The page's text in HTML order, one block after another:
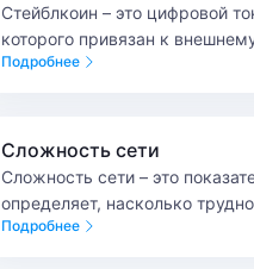
Стейблкоин – это цифровой
которого привязан к
Например, к валюте, золоту
Подробнее
Сложность сети
Сложность сети – это
определяет, насколько
блок в блокчейне. Иными
Подробнее